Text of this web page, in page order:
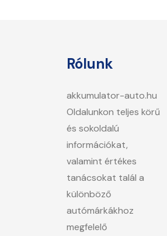
Rólunk
akkumulator-auto.hu
Oldalunkon teljes körű
és sokoldalú
információkat,
valamint értékes
tanácsokat talál a
különböző
autómárkákhoz
megfelelő